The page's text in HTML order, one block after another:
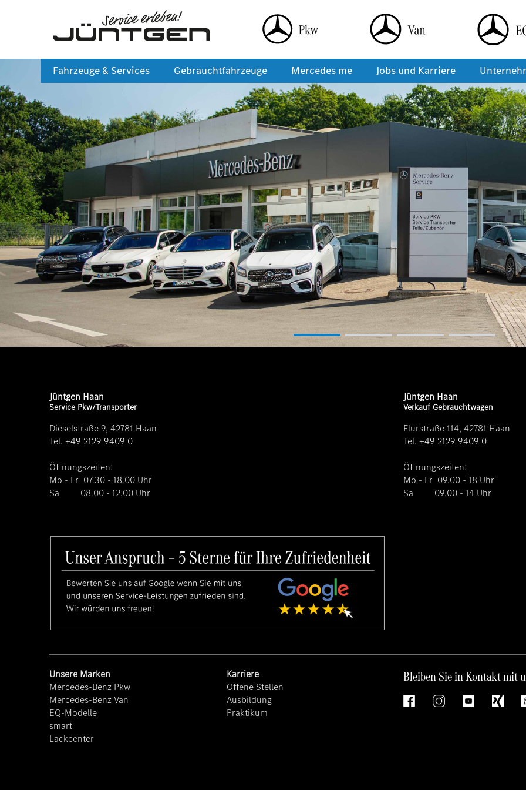
Fahrzeuge & Services Gebrauchtfahrzeuge Mercedes me Jobs und Karriere
Jüntgen Haan
Service Pkw/Transporter
Dieselstraße 9, 42781 Haan
Tel. +49 2129 9409 0
Öffnungszeiten:
Mo - Fr 07.30 - 18.00 Uhr
Sa 08.00 - 12.00 Uhr
Jüntgen Haan
Verkauf Gebrauchtwagen
Flurstraße 114, 42781 Haan
Tel. +49 2129 9409 0
Öffnungszeiten:
Mo - Fr 09.00 - 18 Uhr
Sa 09.00 - 14 Uhr
Unsere Marken
Mercedes-Benz Pkw
Mercedes-Benz Van
EQ-Modelle
smart
Lackcenter
Karriere
Offene Stellen
Ausbildung
Praktikum
Bleiben Sie in Kontakt mit